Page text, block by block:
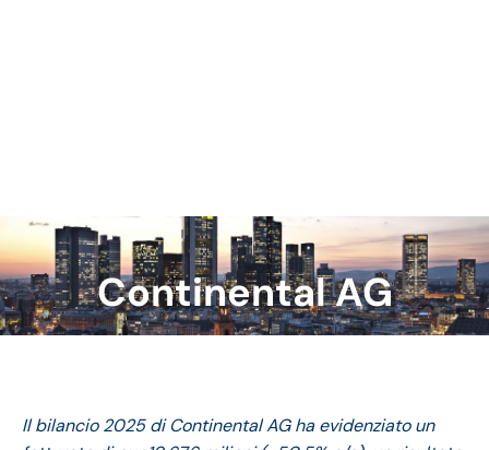
Continental AG
Tu sei qui:
Il bilancio 2025 di Continental AG ha evidenziato un